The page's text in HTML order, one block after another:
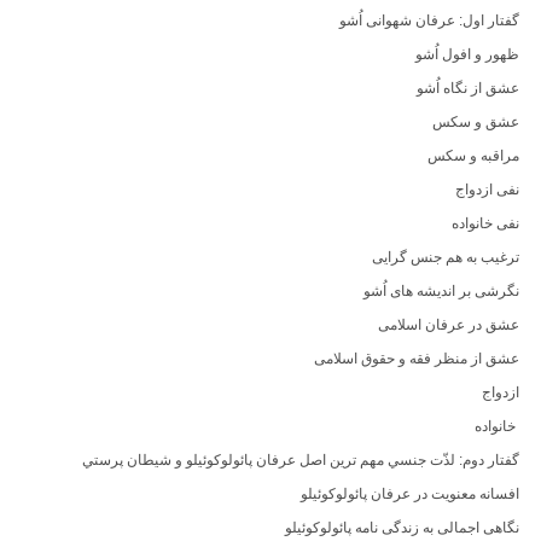
گفتار اول: عرفان شهوانی اُشو
ظهور و افول اُشو
عشق از نگاه اُشو
عشق و سكس
مراقبه و سكس
نفی ازدواج
نفی خانواده
ترغیب به هم جنس گرایی
نگرشی بر اندیشه های اُشو
عشق در عرفان اسلامی
عشق از منظر فقه و حقوق اسلامی
ازدواج
خانواده
گفتار دوم: لذّت جنسي مهم ترين اصل عرفان پائولوكوئيلو و شيطان پرستي
افسانه معنویت در عرفان پائولوکوئیلو
نگاهی اجمالی به زندگی نامه پائولوکوئیلو